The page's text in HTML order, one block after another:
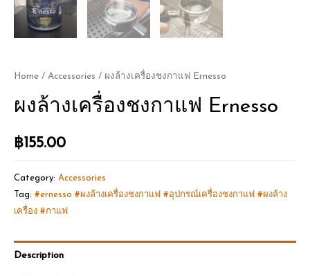
Home / Accessories / ผงล้างเครื่องชงกาแฟ Ernesso
ผงล้างเครื่องชงกาแฟ Ernesso
฿155.00
Category: Accessories
Tag: #ernesso #ผงล้างเครื่องชงกาแฟ #อุปกรณ์เครื่องชงกาแฟ #ผงล้าง
เครื่อง #กาแฟ
Description